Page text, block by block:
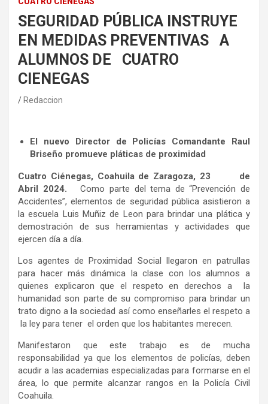
SEGURIDAD PÚBLICA INSTRUYE
EN MEDIDAS PREVENTIVAS A
ALUMNOS DE CUATRO
CIENEGAS
Redaccion
El nuevo Director de Policías Comandante Raul
Briseño promueve pláticas de proximidad
Cuatro Ciénegas, Coahuila de Zaragoza, 23 de
Abril 2024.
Como parte del tema de “Prevención de
Accidentes”, elementos de seguridad pública asistieron a
la escuela Luis Muñiz de Leon para brindar una plática y
demostración de sus herramientas y actividades que
ejercen día a día.
Los agentes de Proximidad Social llegaron en patrullas
para hacer más dinámica la clase con los alumnos a
quienes explicaron que el respeto en derechos a la
humanidad son parte de su compromiso para brindar un
trato digno a la sociedad así como enseñarles el respeto a
la ley para tener el orden que los habitantes merecen.
Manifestaron que este trabajo es de mucha
responsabilidad ya que los elementos de policías, deben
acudir a las academias especializadas para formarse en el
área, lo que permite alcanzar rangos en la Policía Civil
Coahuila.